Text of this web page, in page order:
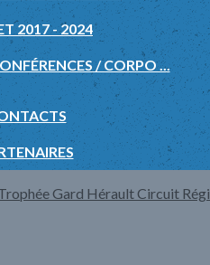
2017 - 2024
/ CORPO ...
Gard HéraultCircuit